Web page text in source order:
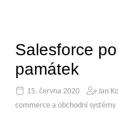
Salesforce
památek
15. června 2020 Jan
commerce a obchodní systémy